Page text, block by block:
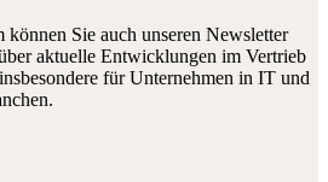
können Sie auch unseren Newsletter
aktuelle Entwicklungen im Vertrieb
für Unternehmen in IT und